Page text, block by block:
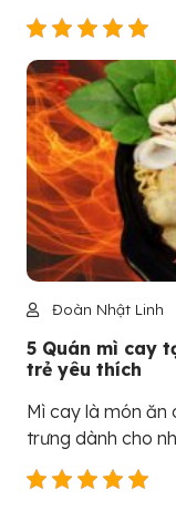
Đoàn Nhật Linh
5 Quán mì cay
trẻ yêu thích
Mì cay là món
trưng dành cho